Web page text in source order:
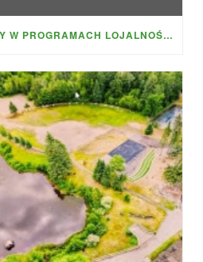
INNOWACYJNE TRENDY W PROGRAMACH LOJALNOŚCIOWYCH CZEGO MOŻESZ OCZEKIWAĆ OD FIRE BALL CASINO